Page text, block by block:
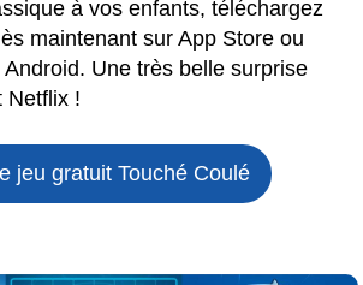
à vos enfants, téléchargez
maintenant sur App Store ou
Une très belle surprise
Netflix !
jeu gratuitTouché Coulé